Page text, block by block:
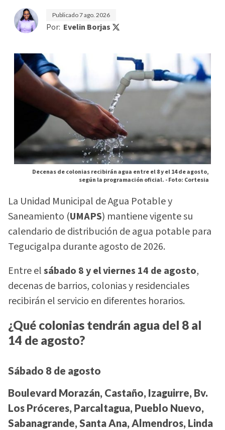
Publicado7 ago. 2026
Por: Evelin Borjas
Decenas de colonias recibirán agua entre el 8 y el 14 de agosto,
según la programación oficial. -Foto: Cortesia
La Unidad Municipal de Agua Potable y
Saneamiento (UMAPS) mantiene vigente su
calendario de distribución de agua potable para
Tegucigalpa durante agosto de 2026.
Entre elsábado 8 y el viernes 14 de agosto,
decenas de barrios, colonias y residenciales
recibirán el servicio en diferentes horarios.
¿Qué colonias tendrán agua del 8 al
14 de agosto?
Sábado 8 de agosto
Boulevard Morazán, Castaño, Izaguirre, Bv.
Los Próceres, Parcaltagua, Pueblo Nuevo,
Sabanagrande, Santa Ana, Almendros, Linda